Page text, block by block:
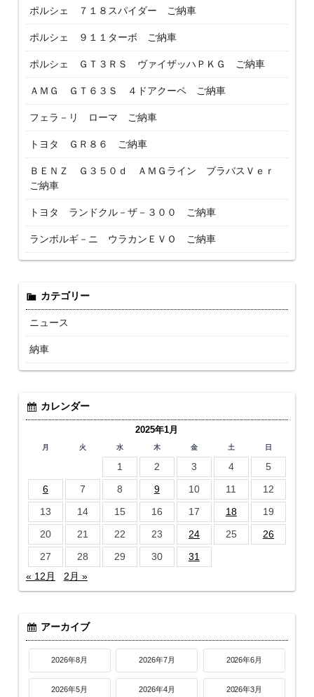
ポルシェ ７１８スパイダー ご納車
ポルシェ ９１１ターボ ご納車
ポルシェ ＧＴ３ＲＳ ヴァイザッハＰＫＧ ご納車
ＡＭＧ ＧＴ６３Ｓ ４ドアクーペ ご納車
フェラ－リ ローマ ご納車
トヨタ ＧＲ８６ ご納車
ＢＥＮＺ Ｇ３５０ｄ ＡＭＧライン ブラバスＶｅｒ
ご納車
トヨタ ランドクル－ザ－３００ ご納車
ランボルギ－ニ ウラカンＥＶＯ ご納車
カテゴリー
ニュース
納車
カレンダー
2025年1月
月 火 水 木 金 土 日
1 2 3 4
5
6
7 8 9 10 11
12
13
14 15 16 17 18
19
20
21 22 23 24 25
26
27
28 29 30
31
« 12月
2月 »
アーカイブ
2026年8月 2026年7月 2026年6月
2026年5月 2026年4月 2026年3月